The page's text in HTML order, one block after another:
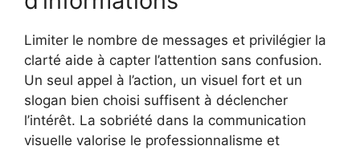
Limiter le nombre de messages et privilégier la
clarté aide à capter l’attention sans confusion.
Un seul appel à l’action, un visuel fort et un
slogan bien choisi suffisent à déclencher
l’intérêt. La sobriété dans la communication
visuelle valorise le professionnalisme et